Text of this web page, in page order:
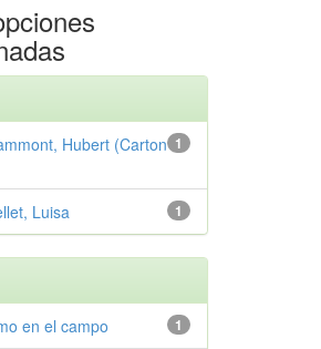
1
Hubert (Carton
1
Luisa
1
en el campo